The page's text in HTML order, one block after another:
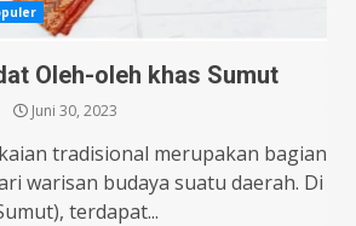
Oleh-oleh khas Sumut
Juni 30, 2023
tradisional merupakan bagian
warisan budaya suatu daerah. Di
terdapat...